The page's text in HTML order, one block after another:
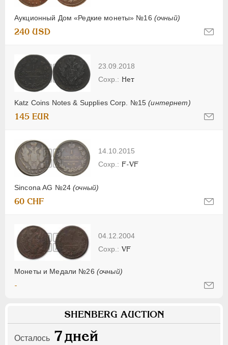
Аукционный Дом «Редкие монеты» №16 (очный)
240 USD
23.09.2018
Katz Coins Notes & Supplies Corp. №15(интернет)
Нет
145 EUR
14.10.2015
Sincona AG №24(очный)
F-VF
60 CHF
04.12.2004
Монеты и Медали №26 (очный)
VF
-
SHENBERG AUCTION
Осталось 7дней